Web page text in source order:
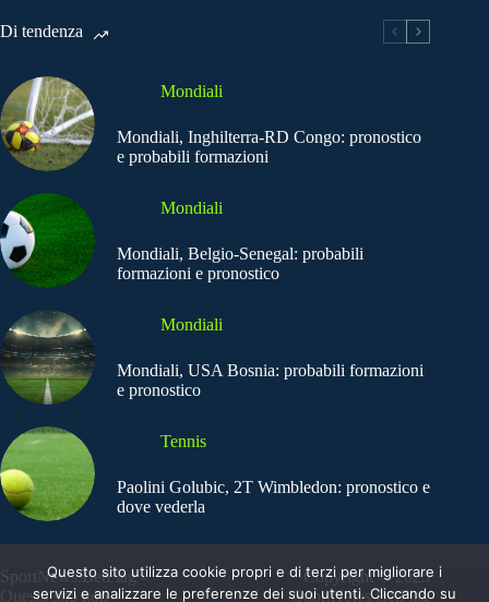
Di tendenza
Mondiali
Mondiali, Inghilterra-RD Congo: pronostico
e probabili formazioni
Mondiali
Mondiali, Belgio-Senegal: probabili
formazioni e pronostico
Mondiali
Mondiali, USA Bosnia: probabili formazioni
e pronostico
Tennis
Paolini Golubic, 2T Wimbledon: pronostico e
dove vederla
SportNews.BetFlag -
Questo sito non
Copyright © 2025
SportNews BetFlag
Questo sito utilizza cookie propri e di terzi per migliorare i
servizi e analizzare le preferenze dei suoi utenti. Cliccando su